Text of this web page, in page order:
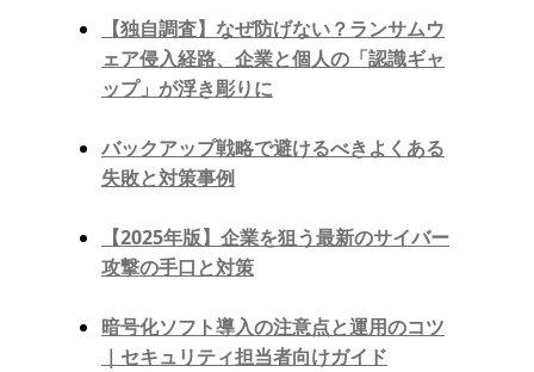
【独自調査】なぜ防げない？ランサムウ
ェア侵入経路、企業と個人の「認識ギャ
ップ」が浮き彫りに
バックアップ戦略で避けるべきよくある
失敗と対策事例
【2025年版】企業を狙う最新のサイバー
攻撃の手口と対策
暗号化ソフト導入の注意点と運用のコツ
｜セキュリティ担当者向けガイド